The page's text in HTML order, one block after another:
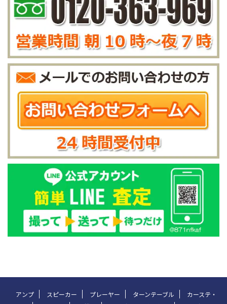
アンプ スピーカー プレーヤー ターンテーブル
カーステ・